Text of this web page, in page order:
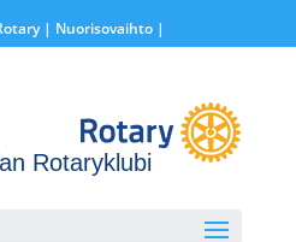
| Nuorisovaihto|
Rotaryklubi